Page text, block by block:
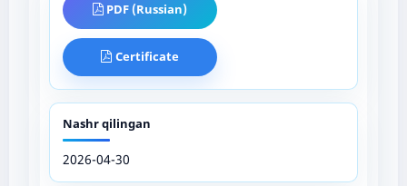
PDF (Russian)
Certificate
Nashr qilingan
2026-04-30